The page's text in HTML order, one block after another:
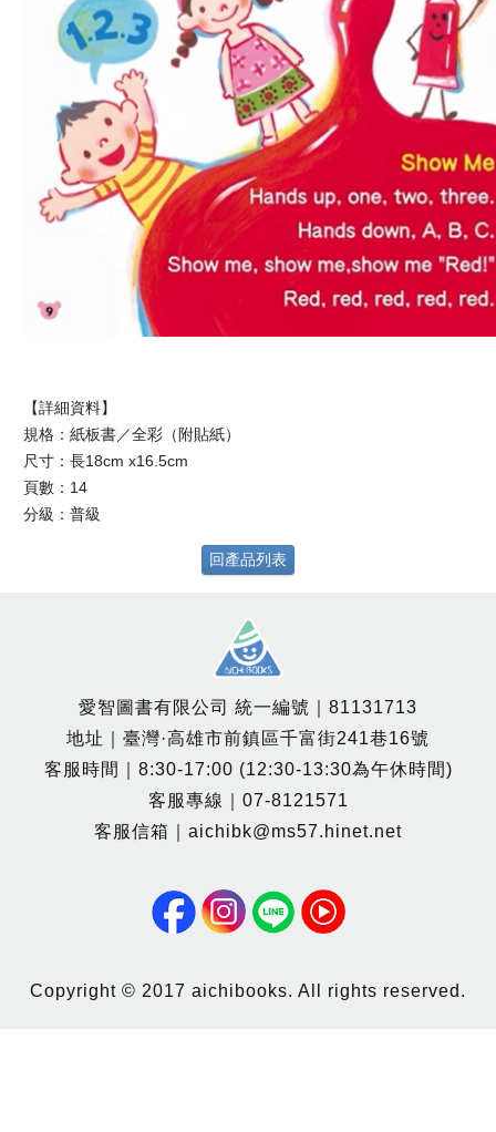
【詳細資料】
規格：紙板書／全彩（附貼紙）
尺寸：長18cm x16.5cm
頁數：14
分級：普級
回產品列表
愛智圖書有限公司 統一編號｜81131713
地址｜臺灣·高雄市前鎮區千富街241巷16號
客服時間｜8:30-17:00 (12:30-13:30為午休時間)
客服專線｜07-8121571
客服信箱｜aichibk@ms57.hinet.net
Copyright © 2017 aichibooks. All rights reserved.